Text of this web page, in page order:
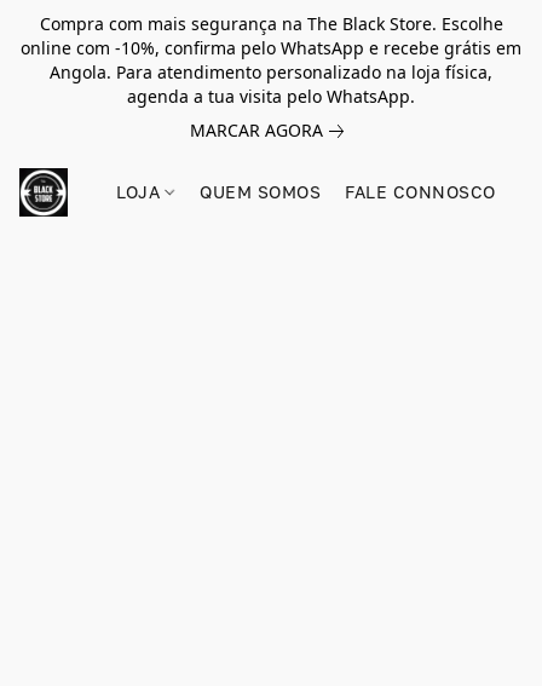
Compra com mais segurança na The Black Store. Escolhe
online com -10%, confirma pelo WhatsApp e recebe grátis em
Angola. Para atendimento personalizado na loja física,
agenda a tua visita pelo WhatsApp.
MARCAR AGORA
LOJA QUEM SOMOS FALE CONNOSCO